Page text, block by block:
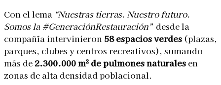
Con el lema “Nuestras tierras. Nuestro futuro.
Somos la #GeneraciónRestauración” desde la
compañía intervinieron 58 espacios verdes (plazas,
parques, clubes y centros recreativos), sumando
más de 2.300.000 m² de pulmones naturales en
zonas de alta densidad poblacional.